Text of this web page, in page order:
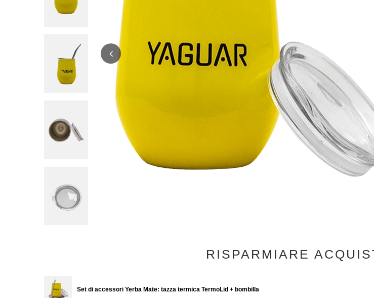
RISPARMIARE
Set di accessori Yerba Mate: tazza termica TermoLid + bombilla